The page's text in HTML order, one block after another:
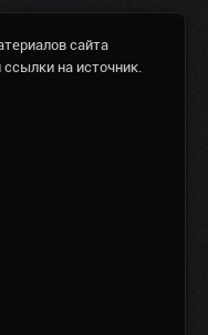
сайта
на источник.